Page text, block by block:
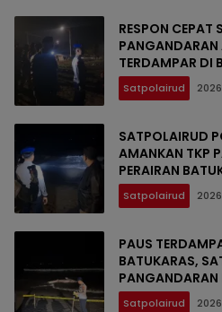
RESPON CEPAT
TERDAMPAR DI
Satpolairud
SATPOLAIRUD
AMANKAN TKP
PERAIRAN
Satpolairud
PAUS
BATUKARAS,
PANGANDARAN
AMANKAN
Satpolairud